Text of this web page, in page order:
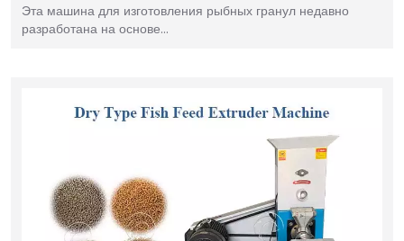
Эта машина для изготовления рыбных гранул недавно
разработана на основе…